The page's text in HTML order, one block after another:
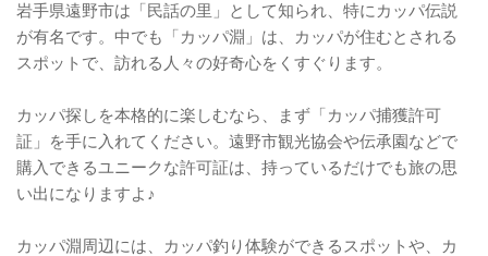
岩手県遠野市は「民話の里」として知られ、特にカッパ伝説
が有名です。中でも「カッパ淵」は、カッパが住むとされる
スポットで、訪れる人々の好奇心をくすぐります。
カッパ探しを本格的に楽しむなら、まず「カッパ捕獲許可
証」を手に入れてください。遠野市観光協会や伝承園などで
購入できるユニークな許可証は、持っているだけでも旅の思
い出になりますよ♪
カッパ淵周辺には、カッパ釣り体験ができるスポットや、カ